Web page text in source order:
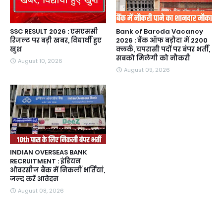
SSC RESULT 2026 : एसएससी
रिजल्ट पर बड़ी खबर, विद्यार्थी हुए
खुश
August 10, 2026
Bank of Baroda Vacancy
2026 : बैंक ऑफ बड़ौदा में 2200
क्लर्क, चपरासी पदों पर बंपर भर्ती,
सबको मिलेगी को नौकरी
August 09, 2026
INDIAN OVERSEAS BANK
RECRUITMENT : इंडियन
ओवरसीज बैंक में निकलीं भर्तियां,
जल्द करें आवेदन
August 08, 2026